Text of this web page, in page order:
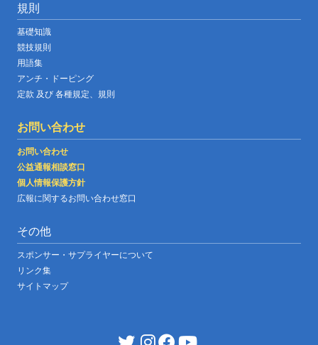
規則
基礎知識
競技規則
用語集
アンチ・ドーピング
定款 及び 各種規定、規則
お問い合わせ
お問い合わせ
公益通報相談窓口
個人情報保護方針
広報に関するお問い合わせ窓口
その他
スポンサー・サプライヤーについて
リンク集
サイトマップ